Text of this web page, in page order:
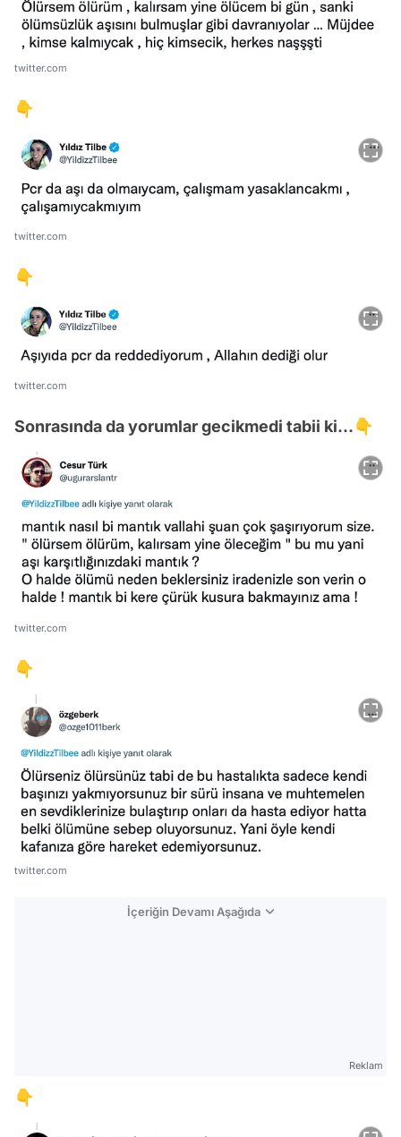
twitter.com
👇
twitter.com
👇
twitter.com
Sonrasında da yorumlar gecikmedi tabii ki...👇
twitter.com
👇
twitter.com
İçeriğin Devamı Aşağıda
Reklam
👇